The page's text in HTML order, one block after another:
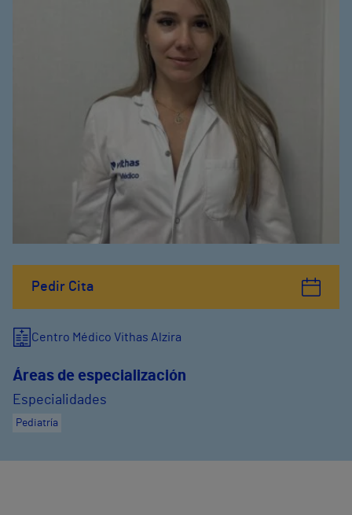
Pedir Cita
Centro Médico Vithas Alzira
Áreas de especialización
Especialidades
Pediatría